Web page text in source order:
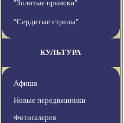
"Золотые прииски"
"Сердитые стрелы"
КУЛЬТУРА
Афиша
Новые передвжиники
Фотогалерея